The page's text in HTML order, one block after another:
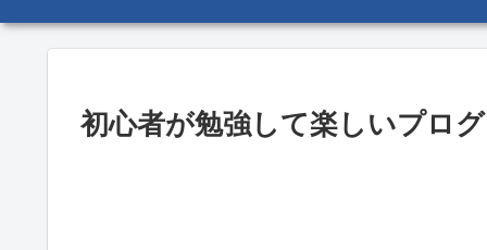
初心者が勉強して楽しいプロ